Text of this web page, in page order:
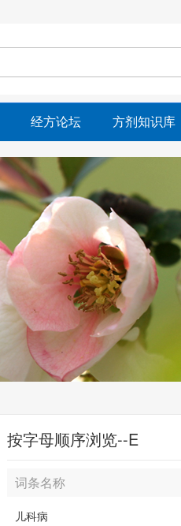
经方论坛 方剂知识库
按字母顺序浏览--E
词条名称
儿科病